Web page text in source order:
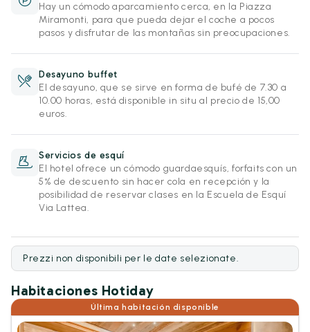
Hay un cómodo aparcamiento cerca, en la Piazza
Miramonti, para que pueda dejar el coche a pocos
pasos y disfrutar de las montañas sin preocupaciones.
Desayuno buffet
El desayuno, que se sirve en forma de bufé de 7.30 a
10.00 horas, está disponible in situ al precio de 15,00
euros.
Servicios de esquí
El hotel ofrece un cómodo guardaesquís, forfaits con un
5% de descuento sin hacer cola en recepción y la
posibilidad de reservar clases en la Escuela de Esquí
Via Lattea.
Prezzi non disponibili per le date selezionate.
Habitaciones Hotiday
Última habitación disponible